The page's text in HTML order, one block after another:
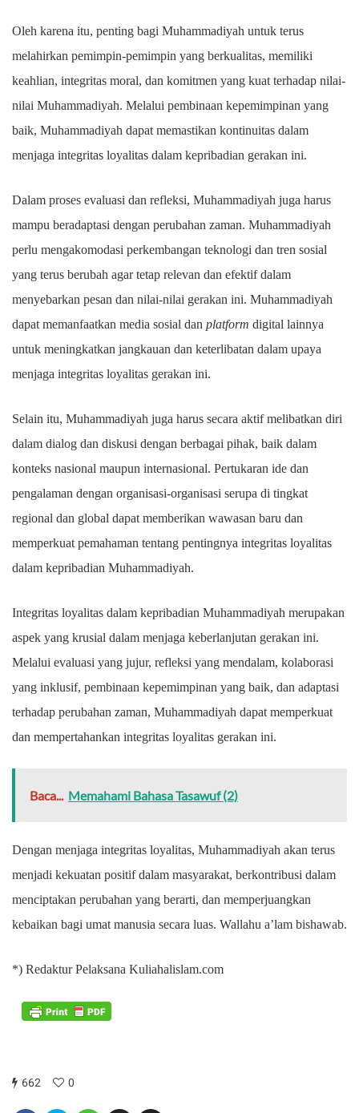
Oleh karena itu, penting bagi Muhammadiyah untuk terus
melahirkan pemimpin-pemimpin yang berkualitas, memiliki
keahlian, integritas moral, dan komitmen yang kuat terhadap nilai-
nilai Muhammadiyah. Melalui pembinaan kepemimpinan yang
baik, Muhammadiyah dapat memastikan kontinuitas dalam
menjaga integritas loyalitas dalam kepribadian gerakan ini.
Dalam proses evaluasi dan refleksi, Muhammadiyah juga harus
mampu beradaptasi dengan perubahan zaman. Muhammadiyah
perlu mengakomodasi perkembangan teknologi dan tren sosial
yang terus berubah agar tetap relevan dan efektif dalam
menyebarkan pesan dan nilai-nilai gerakan ini. Muhammadiyah
dapat memanfaatkan media sosial dan platform digital lainnya
untuk meningkatkan jangkauan dan keterlibatan dalam upaya
menjaga integritas loyalitas gerakan ini.
Selain itu, Muhammadiyah juga harus secara aktif melibatkan diri
dalam dialog dan diskusi dengan berbagai pihak, baik dalam
konteks nasional maupun internasional. Pertukaran ide dan
pengalaman dengan organisasi-organisasi serupa di tingkat
regional dan global dapat memberikan wawasan baru dan
memperkuat pemahaman tentang pentingnya integritas loyalitas
dalam kepribadian Muhammadiyah.
Integritas loyalitas dalam kepribadian Muhammadiyah merupakan
aspek yang krusial dalam menjaga keberlanjutan gerakan ini.
Melalui evaluasi yang jujur, refleksi yang mendalam, kolaborasi
yang inklusif, pembinaan kepemimpinan yang baik, dan adaptasi
terhadap perubahan zaman, Muhammadiyah dapat memperkuat
dan mempertahankan integritas loyalitas gerakan ini.
Baca... Memahami Bahasa Tasawuf (2)
Dengan menjaga integritas loyalitas, Muhammadiyah akan terus
menjadi kekuatan positif dalam masyarakat, berkontribusi dalam
menciptakan perubahan yang berarti, dan memperjuangkan
kebaikan bagi umat manusia secara luas. Wallahu a’lam bishawab.
*) Redaktur Pelaksana Kuliahalislam.com
662 0